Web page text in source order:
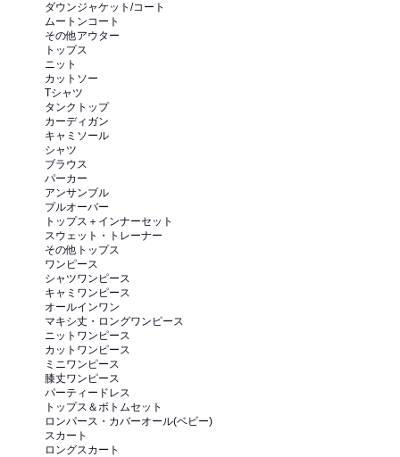
ダウンジャケット/コート
ムートンコート
その他アウター
トップス
ニット
カットソー
Tシャツ
タンクトップ
カーディガン
キャミソール
シャツ
ブラウス
パーカー
アンサンブル
プルオーバー
トップス＋インナーセット
スウェット・トレーナー
その他トップス
ワンピース
シャツワンピース
キャミワンピース
オールインワン
マキシ丈・ロングワンピース
ニットワンピース
カットワンピース
ミニワンピース
膝丈ワンピース
パーティードレス
トップス＆ボトムセット
ロンパース・カバーオール(ベビー)
スカート
ロングスカート